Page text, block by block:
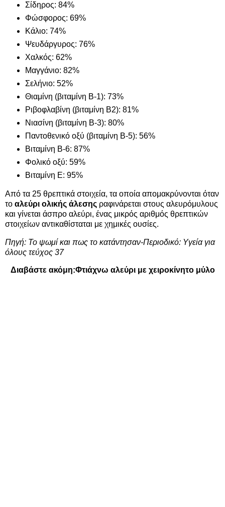
Σίδηρος: 84%
Φώσφορος: 69%
Κάλιο: 74%
Ψευδάργυρος: 76%
Χαλκός: 62%
Μαγγάνιο: 82%
Σελήνιο: 52%
Θιαμίνη (βιταμίνη Β-1): 73%
Ριβοφλαβίνη (βιταμίνη Β2): 81%
Νιασίνη (βιταμίνη Β-3): 80%
Παντοθενικό οξύ (βιταμίνη Β-5): 56%
Βιταμίνη Β-6: 87%
Φολικό οξύ: 59%
Βιταμίνη Ε: 95%
Από τα 25 θρεπτικά στοιχεία, τα οποία απομακρύνονται όταν
το αλεύρι ολικής άλεσης ραφινάρεται στους αλευρόμυλους
και γίνεται άσπρο αλεύρι, ένας μικρός αριθμός θρεπτικών
στοιχείων αντικαθίσταται με χημικές ουσίες.
Πηγή: Το ψωμί και πως το κατάντησαν-Περιοδικό: Υγεία για
όλους τεύχος 37
Διαβάστε ακόμη:Φτιάχνω αλεύρι με χειροκίνητο μύλο